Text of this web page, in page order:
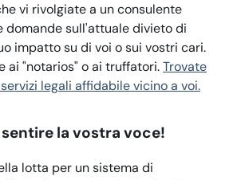
vi rivolgiate a un consulente
domande sull'attuale divieto di
impatto su di voi o sui vostri cari.
ai "notarios" o ai truffatori.Trovate
legali affidabile vicino a voi.
la vostra voce!
lotta per un sistema di